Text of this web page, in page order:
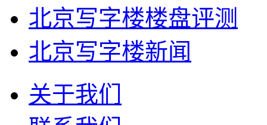
北京写字楼楼盘评测
北京写字楼新闻
关于我们